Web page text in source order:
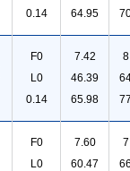
0.14
64.95
F0
L0
0.14
7.42
46.39
65.98
F0
L0
7.60
60.47